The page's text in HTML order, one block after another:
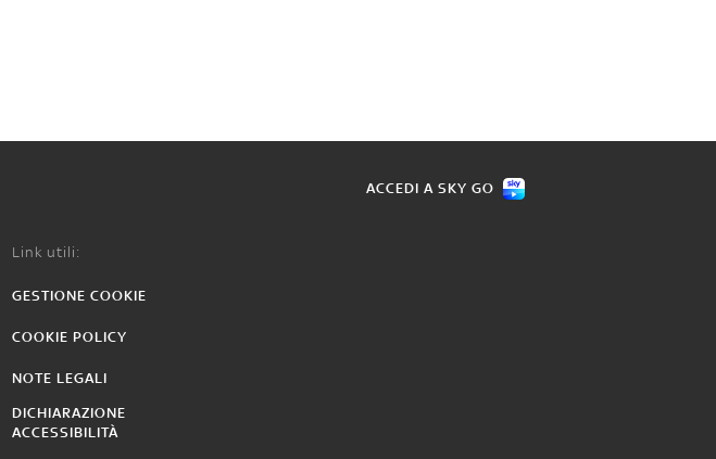
ACCEDI A SKY GO
Link utili:
GESTIONE COOKIE
COOKIE POLICY
NOTE LEGALI
DICHIARAZIONE
ACCESSIBILITÀ